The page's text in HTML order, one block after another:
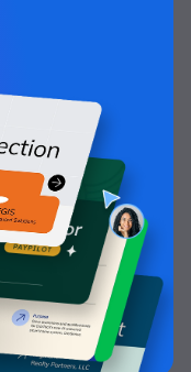
diapositivas
porque es más fácil
por sus
usualmente
en